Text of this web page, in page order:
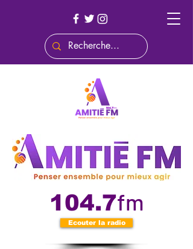
104.7fm
Ecouter la radio